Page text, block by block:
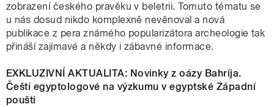
zobrazení českého pravěku v beletrii. Tomuto tématu se
u nás dosud nikdo komplexně nevěnoval a nová
publikace z pera známého popularizátora archeologie tak
přináší zajímavé a někdy i zábavné informace.
EXKLUZIVNÍ AKTUALITA: Novinky z oázy Bahríja.
Čeští egyptologové na výzkumu v egyptské Západní
poušti